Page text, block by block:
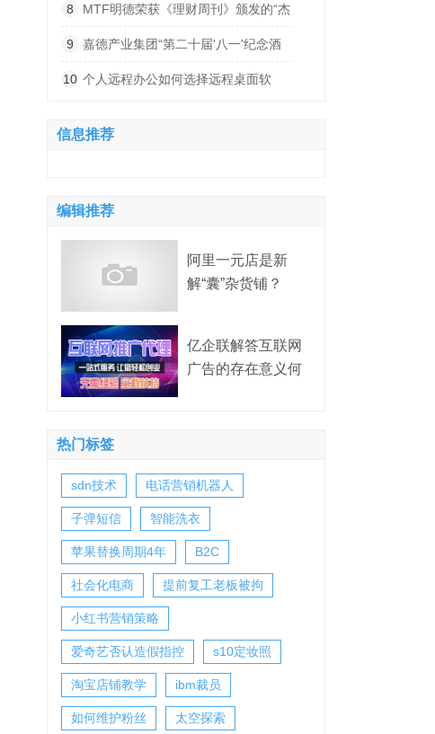
坑
8 MTF明德荣获《理财周刊》颁发的“杰
出卓越赞助商”奖项
9 嘉德产业集团“第二十届'八一'纪念酒
会暨60-80年代梅县地区军分区丰顺武装
10 个人远程办公如何选择远程桌面软
信息推荐
编辑推荐
阿里一元店是新
解“囊”杂货铺？
亿企联解答互联网
广告的存在意义何
热门标签
sdn技术 电话营销机器人
子弹短信 智能洗衣
苹果替换周期4年 B2C
社会化电商 提前复工老板被拘
小红书营销策略
爱奇艺否认造假指控 s10定妆照
淘宝店铺教学 ibm裁员
如何维护粉丝 太空探索